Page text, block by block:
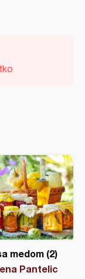
medom (2)
Pantelic